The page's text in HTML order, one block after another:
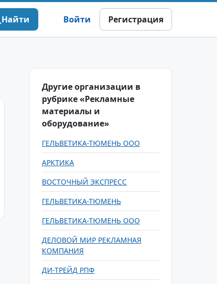
Найти Войти Регистрация
Другие организации в
рубрике «Рекламные
материалы и
оборудование»
ГЕЛЬВЕТИКА-ТЮМЕНЬ ООО
АРКТИКА
ВОСТОЧНЫЙ ЭКСПРЕСС
ГЕЛЬВЕТИКА-ТЮМЕНЬ
ГЕЛЬВЕТИКА-ТЮМЕНЬ ООО
ДЕЛОВОЙ МИР РЕКЛАМНАЯ
КОМПАНИЯ
ДИ-ТРЕЙД РПФ